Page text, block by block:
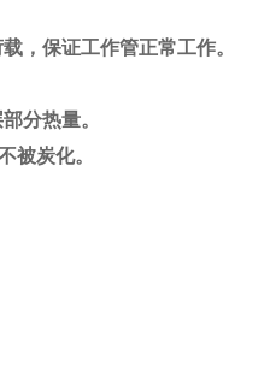
载，保证工作管正常工作。
层部分热量。
不被炭化。